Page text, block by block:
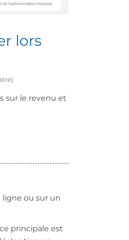
lors
sur le revenu et
ligne ou sur un
principale est